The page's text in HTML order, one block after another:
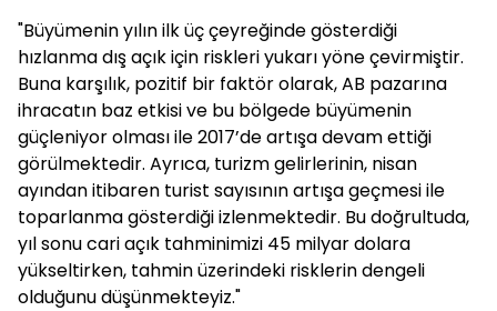
"Büyümenin yılın ilk üç çeyreğinde gösterdiği
hızlanma dış açık için riskleri yukarı yöne çevirmiştir.
Buna karşılık, pozitif bir faktör olarak, AB pazarına
ihracatın baz etkisi ve bu bölgede büyümenin
güçleniyor olması ile 2017’de artışa devam ettiği
görülmektedir. Ayrıca, turizm gelirlerinin, nisan
ayından itibaren turist sayısının artışa geçmesi ile
toparlanma gösterdiği izlenmektedir. Bu doğrultuda,
yıl sonu cari açık tahminimizi 45 milyar dolara
yükseltirken, tahmin üzerindeki risklerin dengeli
olduğunu düşünmekteyiz."